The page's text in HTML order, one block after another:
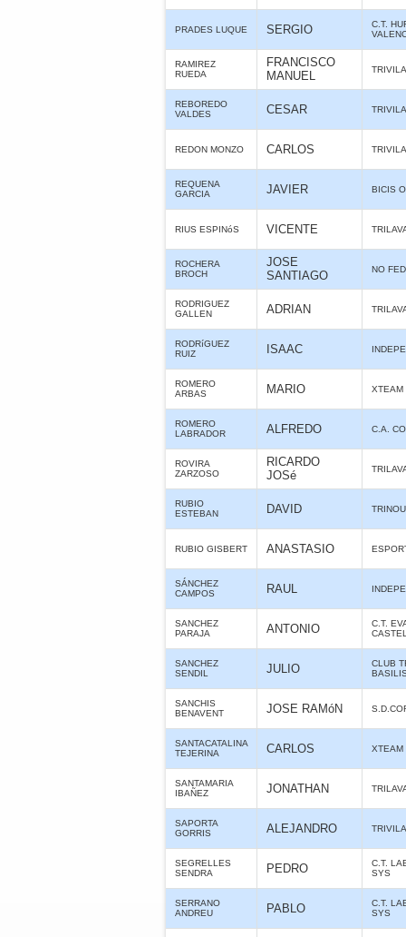
PRADES LUQUE SERGIO
C.T.
RAMIREZ
RUEDA
FRANCISCO
MANUEL
TRIVILA
REBOREDO
VALDES
CESAR TRIVILA
REDON MONZO CARLOS TRIVILA
REQUENA
GARCIA
JAVIER BICIS
RIUS ESPINóS VICENTE
ROCHERA
BROCH
JOSE
SANTIAGO
NO
RODRIGUEZ
GALLEN
ADRIAN
RODRíGUEZ
RUIZ
ISAAC
ROMERO
ARBAS
MARIO XTEAM
ROMERO
LABRADOR
ALFREDO C.A.
ROVIRA
ZARZOSO
RICARDO
JOSé
RUBIO
ESTEBAN
DAVID
RUBIO GISBERT ANASTASIO
SÁNCHEZ
CAMPOS
RAUL
SANCHEZ
PARAJA
ANTONIO
C.T.
SANCHEZ
SENDIL
JULIO
CLUB
SANCHIS
BENAVENT
JOSE RAMóN
SANTACATALINA
TEJERINA
CARLOS XTEAM
SANTAMARIA
IBAÑEZ
JONATHAN
SAPORTA
GORRIS
ALEJANDRO TRIVILA
SEGRELLES
SENDRA
PEDRO
C.T.
SYS
SERRANO
ANDREU
PABLO
C.T.
SYS